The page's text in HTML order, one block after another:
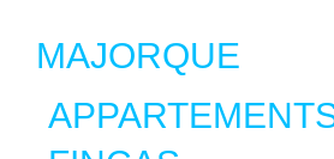
MAJORQUE